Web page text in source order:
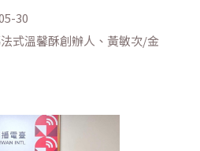
30
式溫馨酥創辦人、黃敏次/金